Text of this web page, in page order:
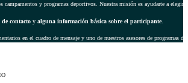
campamentos y programas deportivos. Nuestra misión es ayudarte a
contacto y alguna información básica sobre el participante.
en el cuadro de mensaje y uno de nuestros asesores de programas